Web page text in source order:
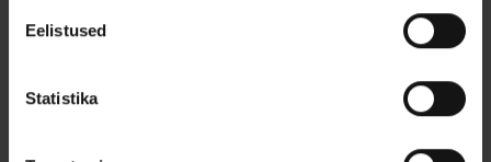
Eelistused
Statistika